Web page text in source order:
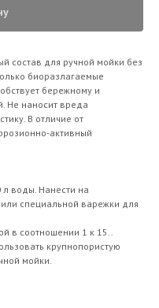
состав для ручной мойки без
биоразлагаемые
бережному и
Не наносит вреда
В отличие от
активный
воды. Нанести на
специальной варежки для
в соотношении 1 к 15..
крупнопористую
мойки.